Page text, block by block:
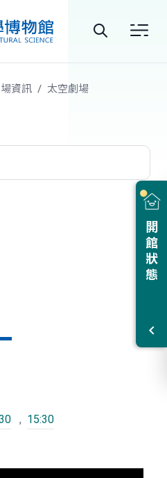
開館狀態
資訊
太空劇場
, 15:30